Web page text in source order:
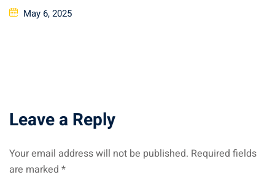
Posted
May 6, 2025
Leave a Reply
Your email address will not be published. Required fields
are marked *